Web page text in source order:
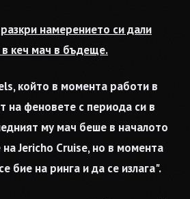
намерението си дали
кеч мач в бъдеще.
който в момента работи в
на феновете с периода си в
му мач беше в началото
Jericho Cruise, но в момента
бие на ринга и да се излага".